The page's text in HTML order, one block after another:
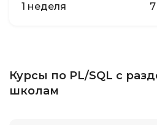
1 неделя
Курсы по PL/SQL с
школам